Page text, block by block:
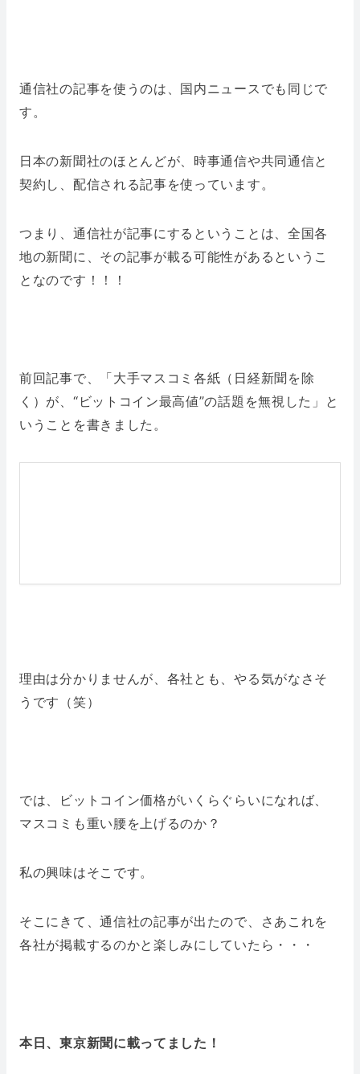
通信社の記事を使うのは、国内ニュースでも同じで
す。
日本の新聞社のほとんどが、時事通信や共同通信と
契約し、配信される記事を使っています。
つまり、通信社が記事にするということは、全国各
地の新聞に、その記事が載る可能性があるというこ
となのです！！！
前回記事で、「大手マスコミ各紙（日経新聞を除
く）が、“ビットコイン最高値”の話題を無視した」と
いうことを書きました。
理由は分かりませんが、各社とも、やる気がなさそ
うです（笑）
では、ビットコイン価格がいくらぐらいになれば、
マスコミも重い腰を上げるのか？
私の興味はそこです。
そこにきて、通信社の記事が出たので、さあこれを
各社が掲載するのかと楽しみにしていたら・・・
本日、東京新聞に載ってました！